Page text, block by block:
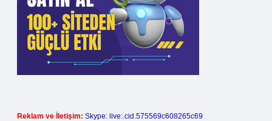
Reklam ve İletişim: Skype: live:.cid.575569c608265c69